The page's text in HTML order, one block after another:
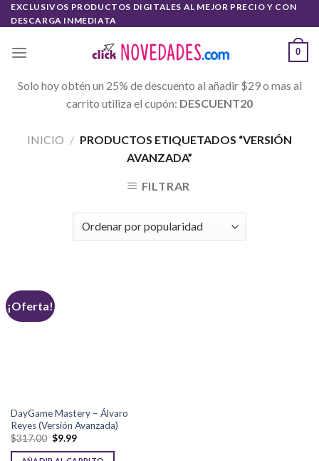
Skip
to
EXCLUSIVOS PRODUCTOS DIGITALES AL MEJOR PRECIO Y CON
DESCARGA INMEDIATA
0
Solo hoy obtén un 25% de descuento al añadir $29 o mas al
carrito utiliza el cupón: DESCUENT20
INICIO / PRODUCTOS ETIQUETADOS “VERSIÓN
AVANZADA”
FILTRAR
¡Oferta!
DayGame Mastery – Álvaro
Reyes (Versión Avanzada)
$317.00 $9.99